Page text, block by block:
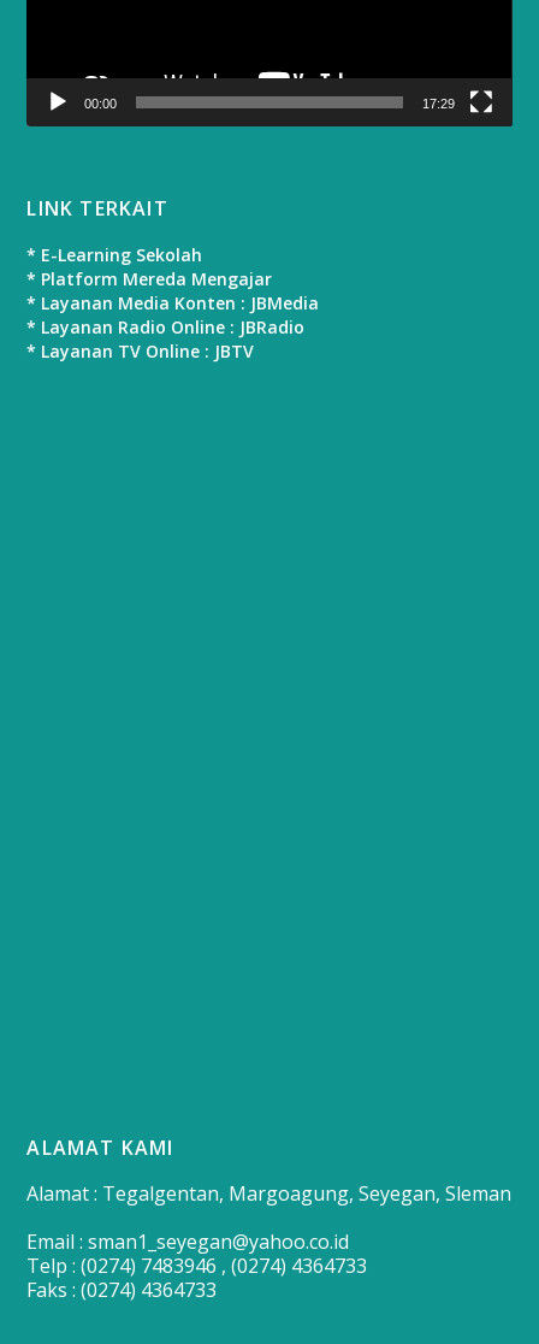
00:00 17:29
LINK TERKAIT
* E-Learning Sekolah
* Platform Mereda Mengajar
* Layanan Media Konten : JBMedia
* Layanan Radio Online : JBRadio
* Layanan TV Online : JBTV
ALAMAT KAMI
Alamat : Tegalgentan, Margoagung, Seyegan, Sleman
Email : sman1_seyegan@yahoo.co.id
Telp : (0274) 7483946 , (0274) 4364733
Faks : (0274) 4364733